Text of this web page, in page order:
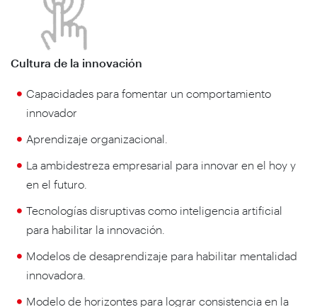
Cultura de la innovación
Capacidades para fomentar un comportamiento
innovador
Aprendizaje organizacional.
La ambidestreza empresarial para innovar en el hoy y
en el futuro.
Tecnologías disruptivas como inteligencia artificial
para habilitar la innovación.
Modelos de desaprendizaje para habilitar mentalidad
innovadora.
Modelo de horizontes para lograr consistencia en la